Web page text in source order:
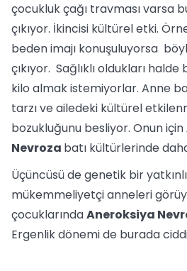
çocukluk çağı travması varsa
çıkıyor. İkincisi kültürel etki.
beden imajı konuşuluyorsa
çıkıyor. Sağlıklı oldukları
kilo almak istemiyorlar. Anne
tarzı ve ailedeki kültürel
bozukluğunu besliyor. Onun için
Nevroza batı kültürlerinde
Üçüncüsü de genetik bir
mükemmeliyetçi anneleri
çocuklarındaAneroksiya
Ergenlik dönemi de burada